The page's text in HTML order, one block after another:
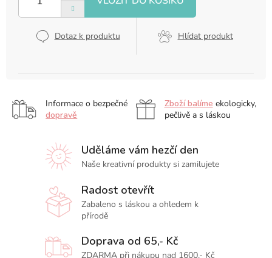
Dotaz k produktu Hlídat produkt
Informace o bezpečné
dopravě
Zboží balíme ekologicky,
pečlivě a s láskou
Uděláme vám hezčí den
Naše kreativní produkty si zamilujete
Radost otevřít
Zabaleno s láskou a ohledem k
přírodě
Doprava od 65,- Kč
ZDARMA při nákupu nad 1600,- Kč